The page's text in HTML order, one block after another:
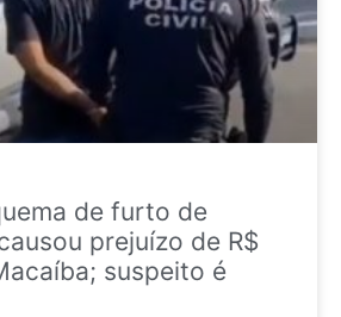
de furto de
prejuízo de R$
suspeito é